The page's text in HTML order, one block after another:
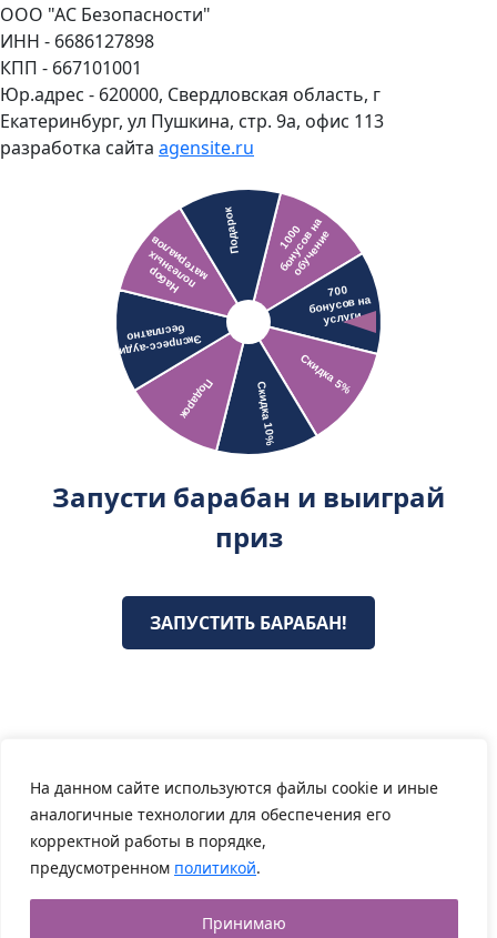
На данном сайте используются файлы cookie и иные
аналогичные технологии для обеспечения его
корректной работы в порядке,
предусмотренном политикой.
Принимаю
ООО "АС Безопасности"
ИНН - 6686127898
КПП - 667101001
Юр.адрес - 620000, Свердловская область, г
Екатеринбург, ул Пушкина, стр. 9а, офис 113
разработка сайта agensite.ru
Запусти барабан и выиграй
приз
ЗАПУСТИТЬ БАРАБАН!